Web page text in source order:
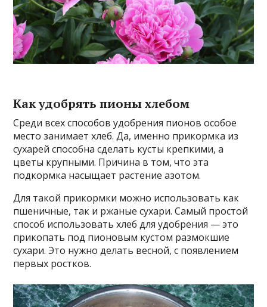
Как удобрять пионы хлебом
Среди всех способов удобрения пионов особое
место занимает хлеб. Да, именно прикормка из
сухарей способна сделать кусты крепкими, а
цветы крупными. Причина в том, что эта
подкормка насыщает растение азотом.
Для такой прикормки можно использовать как
пшеничные, так и ржаные сухари. Самый простой
способ использовать хлеб для удобрения — это
прикопать под пионовым кустом размокшие
сухари. Это нужно делать весной, с появлением
первых ростков.